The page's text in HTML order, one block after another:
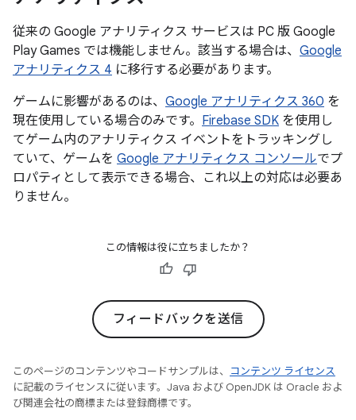
従来の Google アナリティクス サービスは PC 版 Google
Play Games では機能しません。該当する場合は、 Google
アナリティクス 4 に移行する必要があります。
ゲームに影響があるのは、 Google アナリティクス 360 を
現在使用している場合のみです。 Firebase SDK を使用し
てゲーム内のアナリティクス イベントをトラッキングし
ていて、ゲームを Google アナリティクス コンソールでプ
ロパティとして表示できる場合、これ以上の対応は必要あ
りません。
この情報は役に立ちましたか？
フィードバックを送信
このページのコンテンツやコードサンプルは、
コンテンツ ライセンス
に記載のライセンスに従います。Java および OpenJDK は Oracle およ
び関連会社の商標または登録商標です。